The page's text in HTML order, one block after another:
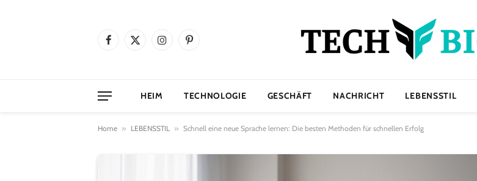
Facebook
X
InstagramPinterest
HEIM TECHNOLOGIE GESCHÄFT NACHRICHT LEBENSSTIL
Home » LEBENSSTIL » Schnell eine neue Sprache lernen: Die besten Methoden für schnellen Erfolg